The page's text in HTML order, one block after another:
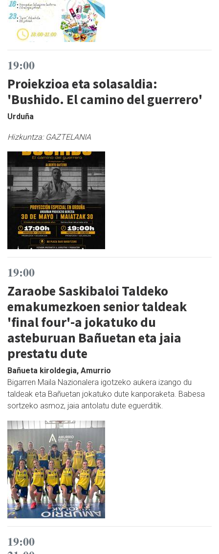
19:00
Proiekzioa eta solasaldia:
'Bushido. El camino del guerrero'
Urduña
Hizkuntza: GAZTELANIA
19:00
Zaraobe Saskibaloi Taldeko
emakumezkoen senior taldeak
'final four'-a jokatuko du
asteburuan Bañuetan eta jaia
prestatu dute
Bañueta kiroldegia, Amurrio
Bigarren Maila Nazionalera igotzeko aukera izango du
taldeak eta Bañuetan jokatuko dute kanporaketa. Babesa
sortzeko asmoz, jaia antolatu dute eguerditik.
19:00